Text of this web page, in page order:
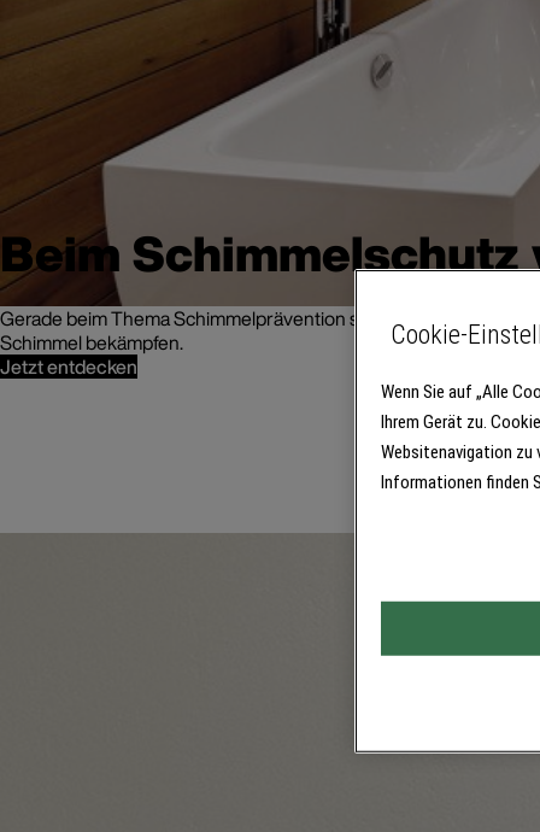
Beim Schimmelschutz
Gerade beim Thema Schimmelprävention sind guter Rat und
Schimmel bekämpfen.
Jetzt entdecken
Cookie-
Wenn Sie auf „Alle
Ihrem Gerät zu.
Websitenavigation zu
Informationen finden